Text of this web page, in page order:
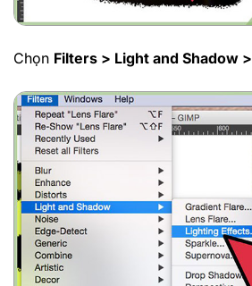
Chọn Filters > Light and Shadow